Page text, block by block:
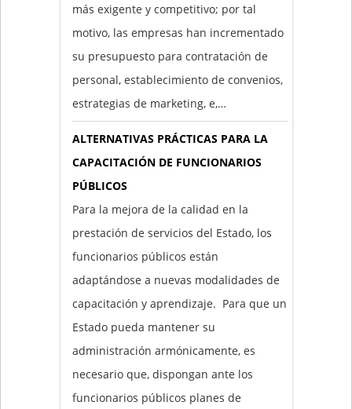
más exigente y competitivo; por tal
motivo, las empresas han incrementado
su presupuesto para contratación de
personal, establecimiento de convenios,
estrategias de marketing, e,…
ALTERNATIVAS PRÁCTICAS PARA LA
CAPACITACIÓN DE FUNCIONARIOS
PÚBLICOS
Para la mejora de la calidad en la
prestación de servicios del Estado, los
funcionarios públicos están
adaptándose a nuevas modalidades de
capacitación y aprendizaje. Para que un
Estado pueda mantener su
administración armónicamente, es
necesario que, dispongan ante los
funcionarios públicos planes de